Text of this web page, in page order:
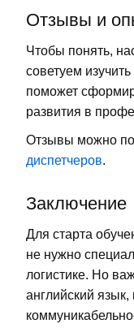
Отзывы и
Чтобы понять,
советуем
поможет
развития в
Отзывы можно
диспетчеров.
Заключение
Для старта
не нужно
логистике. Но
английский